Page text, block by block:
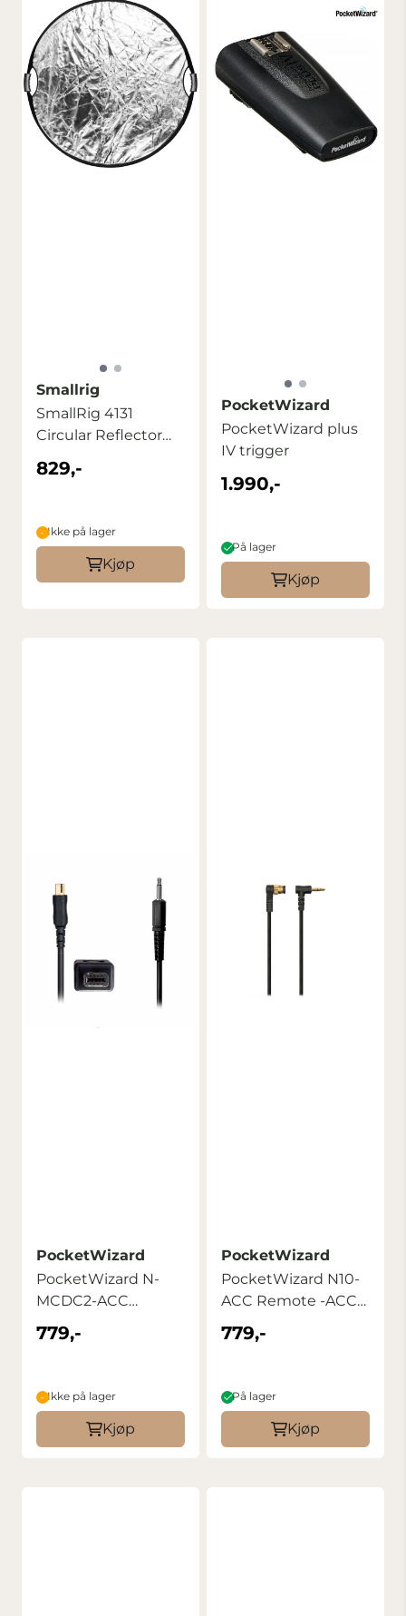
Smallrig
SmallRig 4131
Circular Reflector
107cm ...
829,-
Ikke på lager
Kjøp
PocketWizard
PocketWizard plus
IV trigger
1.990,-
På lager
Kjøp
PocketWizard
PocketWizard N-
MCDC2-ACC
Remote -ACC Cable
779,-
Ikke på lager
Kjøp
PocketWizard
PocketWizard N10-
ACC Remote -ACC
Cable
779,-
På lager
Kjøp